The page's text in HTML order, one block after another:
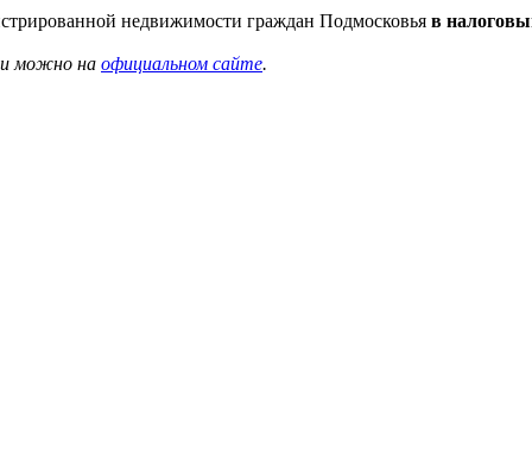
недвижимости граждан Подмосковья в
можно на официальном сайте.